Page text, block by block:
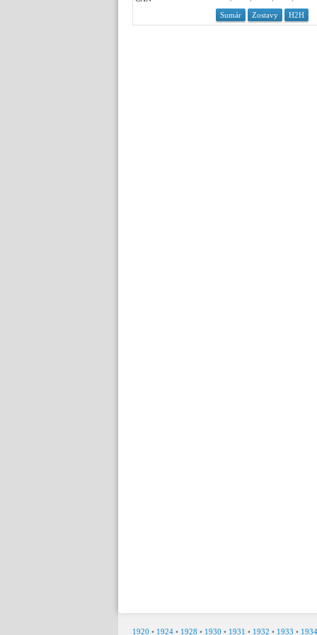
Sumár Zostavy H2H
1920 • 1924 • 1928 • 1930 • 1931 • 1932 • 1933 • 1934